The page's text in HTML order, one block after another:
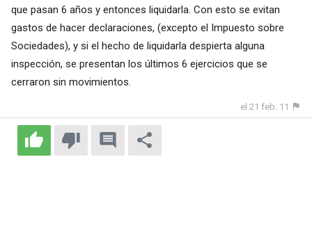
que pasan 6 años y entonces liquidarla. Con esto se evitan
gastos de hacer declaraciones, (excepto el Impuesto sobre
Sociedades), y si el hecho de liquidarla despierta alguna
inspección, se presentan los últimos 6 ejercicios que se
cerraron sin movimientos.
el 21 feb. 11